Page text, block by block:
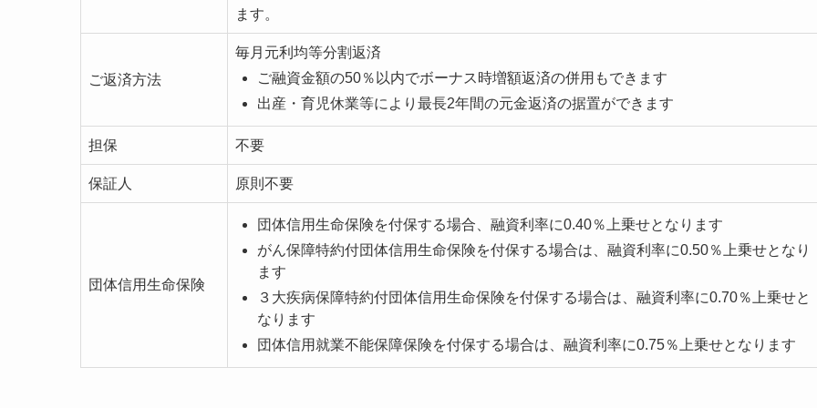
ます。
ご返済方法
毎月元利均等分割返済
ご融資金額の50％以内でボーナス時増額返済の併用もできます
出産・育児休業等により最長2年間の元金返済の据置ができます
担保 不要
保証人 原則不要
団体信用生命保険
団体信用生命保険を付保する場合、融資利率に0.40％上乗せとなります
がん保障特約付団体信用生命保険を付保する場合は、融資利率に0.50％上乗せとなり
ます
３大疾病保障特約付団体信用生命保険を付保する場合は、融資利率に0.70％上乗せと
なります
団体信用就業不能保障保険を付保する場合は、融資利率に0.75％上乗せとなります